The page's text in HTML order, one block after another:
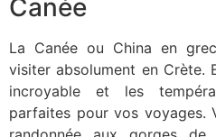
Canée
La Canée ou China en
visiter absolument en Crète.
incroyable et les
parfaites pour vos voyages.